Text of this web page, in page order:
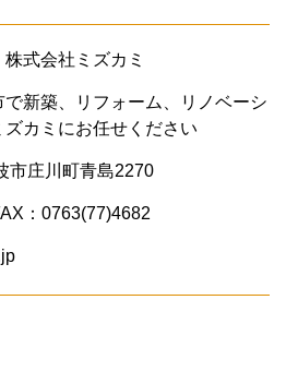
式会社ミズカミ
新築、リフォーム、リノベーシ
カミにお任せください
庄川町青島2270
：0763(77)4682